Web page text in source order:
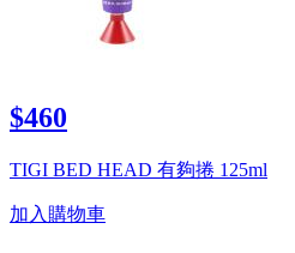
$460
TIGI BED HEAD 有夠捲 125ml
加入購物車